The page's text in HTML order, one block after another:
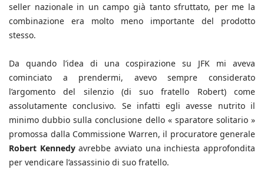
seller nazionale in un campo già tanto sfruttato, per me la
combinazione era molto meno importante del prodotto
stesso.
Da quando l’idea di una cospirazione su JFK mi aveva
cominciato a prendermi, avevo sempre considerato
l’argomento del silenzio (di suo fratello Robert) come
assolutamente conclusivo. Se infatti egli avesse nutrito il
minimo dubbio sulla conclusione dello « sparatore solitario »
promossa dalla Commissione Warren, il procuratore generale
Robert Kennedyavrebbe avviato una inchiesta approfondita
per vendicare l’assassinio di suo fratello.